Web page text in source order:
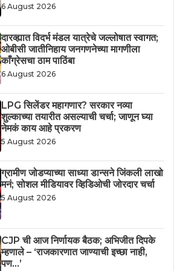
6 August 2026
दारव्ह्यात विदर्भ मंडल यात्रेचे जल्लोषात स्वागत;
ओबीसी जातीनिहाय जनगणनेच्या मागणीला
काँग्रेसचा ठाम पाठिंबा
6 August 2026
LPG सिलेंडर महागणार? सरकार नव्या
शुल्काच्या तयारीत असल्याची चर्चा; जाणून घ्या
नेमकं काय आहे प्रकरण
5 August 2026
ग्रामीण जोडप्याच्या साध्या डान्सने जिंकली लाखो
मनं; सोशल मीडियावर व्हिडिओची जोरदार चर्चा
5 August 2026
CJP ची आज निर्णायक बैठक; अभिजीत दिपके
म्हणाले – ‘राजकारणात जाण्याची इच्छा नाही,
पण…’